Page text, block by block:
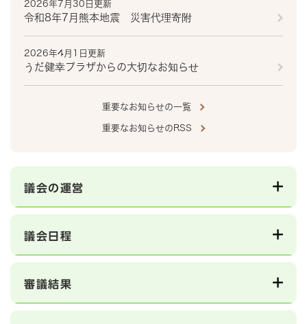
2026年7月30日更新
令和8年7月熊本地震 災害代理寄附
2026年4月1日更新
うだ健幸プラザからの大切なお知らせ
重要なお知らせの一覧
重要なお知らせのRSS
議会の運営
議会日程
審議結果